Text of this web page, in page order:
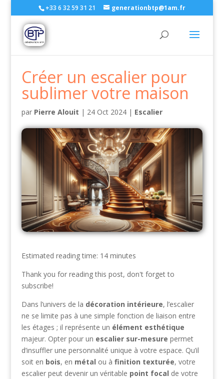
+33 6 32 59 31 21 generationbtp@1am.fr
Créer un escalier pour
sublimer votre maison
par Pierre Alouit | 24 Oct 2024| Escalier
Estimated reading time: 14 minutes
Thank you for reading this post, don't forget to
subscribe!
Dans l’univers de la décoration intérieure, l’escalier
ne se limite pas à une simple fonction de liaison entre
les étages ; il représente un élément esthétique
majeur. Opter pour un escalier sur-mesure permet
d’insuffler une personnalité unique à votre espace. Qu’il
soit en bois, en métal ou à finition texturée, votre
escalier peut devenir un véritable point focal de votre